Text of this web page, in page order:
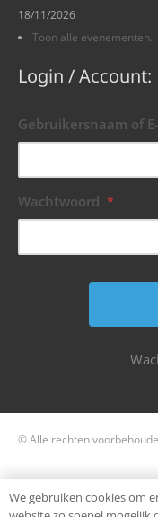
18/11/2026
Toon alle evenementen.
Login / Account:
Gebruikersnaam of
Wachtwoord *
© Alle rechten
We gebruiken cookies om